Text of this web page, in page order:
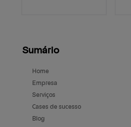
Sumário
Home
Empresa
Serviços
Cases de sucesso
Blog